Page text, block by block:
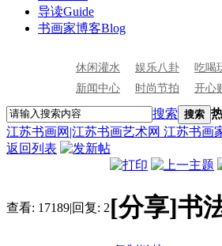
导读Guide
书画家博客Blog
休闲灌水 娱乐八卦
吃喝
新闻中心
时尚节拍 开心
搜索 搜索
江苏书画网|江苏书画艺术网 江苏书画
返回列表
查看: 17189|回复: 2[分享]书